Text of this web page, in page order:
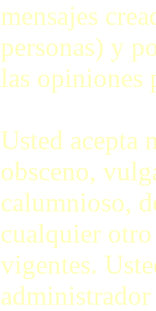
mensajes
personas) y
las opiniones
Usted acepta
obsceno,
calumnioso,
cualquier
vigentes.
administrador